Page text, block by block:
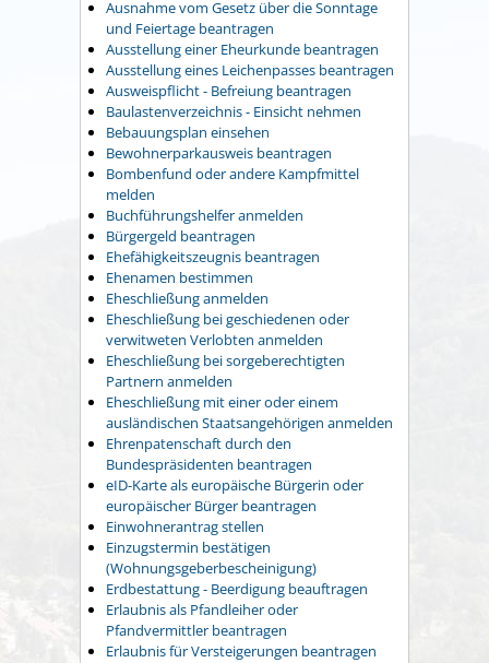
Ausnahme vom Gesetz über die Sonntage
und Feiertage beantragen
Ausstellung einer Eheurkunde beantragen
Ausstellung eines Leichenpasses beantragen
Ausweispflicht - Befreiung beantragen
Baulastenverzeichnis - Einsicht nehmen
Bebauungsplan einsehen
Bewohnerparkausweis beantragen
Bombenfund oder andere Kampfmittel
melden
Buchführungshelfer anmelden
Bürgergeld beantragen
Ehefähigkeitszeugnis beantragen
Ehenamen bestimmen
Eheschließung anmelden
Eheschließung bei geschiedenen oder
verwitweten Verlobten anmelden
Eheschließung bei sorgeberechtigten
Partnern anmelden
Eheschließung mit einer oder einem
ausländischen Staatsangehörigen anmelden
Ehrenpatenschaft durch den
Bundespräsidenten beantragen
eID-Karte als europäische Bürgerin oder
europäischer Bürger beantragen
Einwohnerantrag stellen
Einzugstermin bestätigen
(Wohnungsgeberbescheinigung)
Erdbestattung - Beerdigung beauftragen
Erlaubnis als Pfandleiher oder
Pfandvermittler beantragen
Erlaubnis für Versteigerungen beantragen